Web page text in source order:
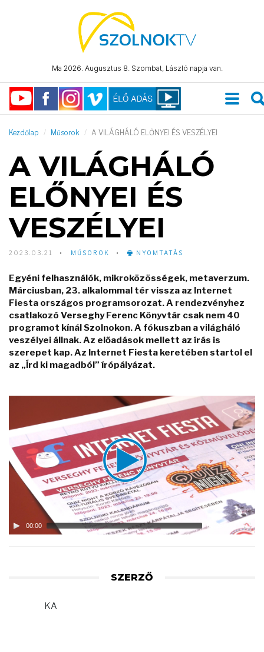
Ma 2026. Augusztus 8. Szombat, László napja van.
Kezdőlap Műsorok A VILÁGHÁLÓ ELŐNYEI ÉS VESZÉLYEI
A VILÁGHÁLÓ
ELŐNYEI ÉS
VESZÉLYEI
2023.03.21 MŰSOROK NYOMTATÁS
Egyéni felhasználók, mikroközösségek, metaverzum.
Márciusban, 23. alkalommal tér vissza az Internet
Fiesta országos programsorozat. A rendezvényhez
csatlakozó Verseghy Ferenc Könyvtár csak nem 40
programot kínál Szolnokon. A fókuszban a világháló
veszélyei állnak. Az előadások mellett az írás is
szerepet kap. Az Internet Fiesta keretében startol el
az „Írd ki magadból” írópályázat.
00:00 02:26
SZERZŐ
KA